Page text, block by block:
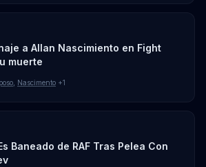
a Allan Nascimiento en Fight
muerte
Nascimento +1
Baneado de RAF Tras Pelea Con